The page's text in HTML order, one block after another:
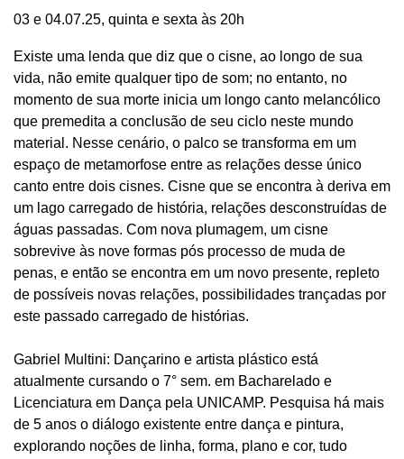
03 e 04.07.25, quinta e sexta às 20h
Existe uma lenda que diz que o cisne, ao longo de sua
vida, não emite qualquer tipo de som; no entanto, no
momento de sua morte inicia um longo canto melancólico
que premedita a conclusão de seu ciclo neste mundo
material. Nesse cenário, o palco se transforma em um
espaço de metamorfose entre as relações desse único
canto entre dois cisnes. Cisne que se encontra à deriva em
um lago carregado de história, relações desconstruídas de
águas passadas. Com nova plumagem, um cisne
sobrevive às nove formas pós processo de muda de
penas, e então se encontra em um novo presente, repleto
de possíveis novas relações, possibilidades trançadas por
este passado carregado de histórias.
Gabriel Multini: Dançarino e artista plástico está
atualmente cursando o 7° sem. em Bacharelado e
Licenciatura em Dança pela UNICAMP. Pesquisa há mais
de 5 anos o diálogo existente entre dança e pintura,
explorando noções de linha, forma, plano e cor, tudo